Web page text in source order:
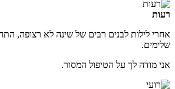
רעות
אחרי לילות לבנים רבים של שינה לא רצופה,
שלימים.
אני מודה לך על הטיפול המסור.